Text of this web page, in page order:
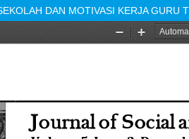
DAN MOTIVASI KERJA